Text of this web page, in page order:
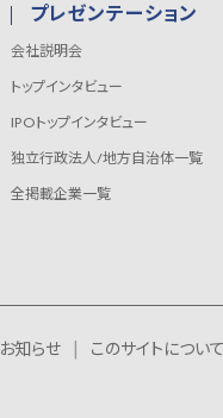
プレゼンテーション
会社説明会
トップインタビュー
IPOトップインタビュー
独立行政法人/地方自治体一覧
全掲載企業一覧
お知らせ このサイトについて